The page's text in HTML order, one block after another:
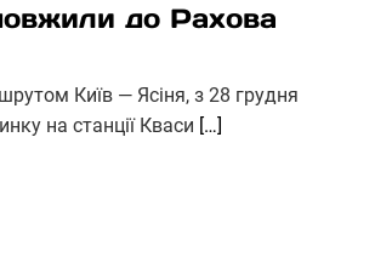
до Рахова
Київ — Ясіня, з 28 грудня
на станції Кваси […]